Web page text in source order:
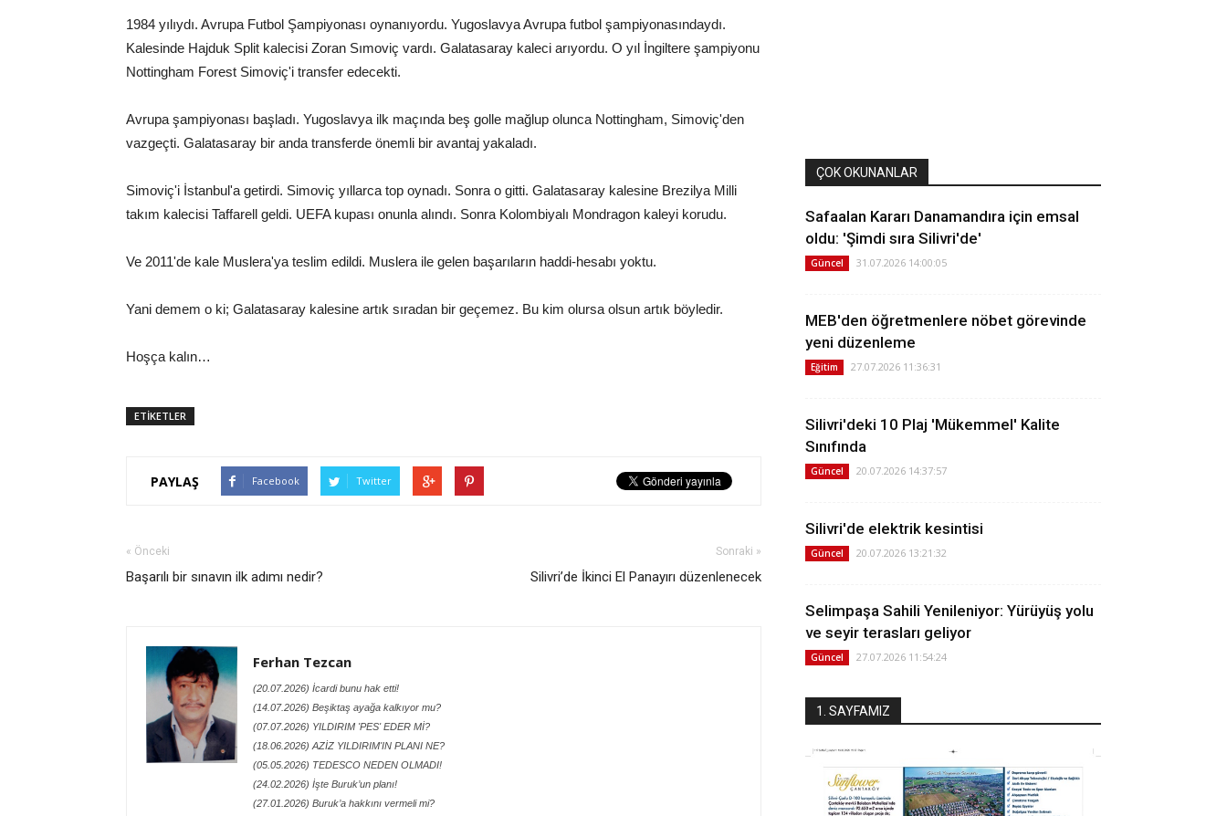
1984 yılıydı. Avrupa Futbol Şampiyonası oynanıyordu. Yugoslavya Avrupa futbol şampiyonasındaydı.
Kalesinde Hajduk Split kalecisi Zoran Sımoviç vardı. Galatasaray kaleci arıyordu. O yıl İngiltere şampiyonu
Nottingham Forest Simoviç'i transfer edecekti.
Avrupa şampiyonası başladı. Yugoslavya ilk maçında beş golle mağlup olunca Nottingham, Simoviç'den
vazgeçti. Galatasaray bir anda transferde önemli bir avantaj yakaladı.
Simoviç'i İstanbul'a getirdi. Simoviç yıllarca top oynadı. Sonra o gitti. Galatasaray kalesine Brezilya Milli
takım kalecisi Taffarell geldi. UEFA kupası onunla alındı. Sonra Kolombiyalı Mondragon kaleyi korudu.
Ve 2011'de kale Muslera'ya teslim edildi. Muslera ile gelen başarıların haddi-hesabı yoktu.
Yani demem o ki; Galatasaray kalesine artık sıradan bir geçemez. Bu kim olursa olsun artık böyledir.
Hoşça kalın…
ETİKETLER
PAYLAŞ Facebook Twitter
« Önceki
Başarılı bir sınavın ilk adımı nedir?
Sonraki »
Silivri’de İkinci El Panayırı düzenlenecek
Ferhan Tezcan
(20.07.2026) İcardi bunu hak etti!
(14.07.2026) Beşiktaş ayağa kalkıyor mu?
(07.07.2026) YILDIRIM 'PES' EDER Mİ?
(18.06.2026) AZİZ YILDIRIM'IN PLANI NE?
(05.05.2026) TEDESCO NEDEN OLMADI!
(24.02.2026) İşte Buruk’un planı!
(27.01.2026) Buruk’a hakkını vermeli mi?
ÇOK OKUNANLAR
Safaalan Kararı Danamandıra için emsal
oldu: 'Şimdi sıra Silivri'de'
Güncel 31.07.2026 14:00:05
MEB'den öğretmenlere nöbet görevinde
yeni düzenleme
Eğitim 27.07.2026 11:36:31
Silivri'deki 10 Plaj 'Mükemmel' Kalite
Sınıfında
Güncel 20.07.2026 14:37:57
Silivri'de elektrik kesintisi
Güncel 20.07.2026 13:21:32
Selimpaşa Sahili Yenileniyor: Yürüyüş yolu
ve seyir terasları geliyor
Güncel 27.07.2026 11:54:24
1. SAYFAMIZ